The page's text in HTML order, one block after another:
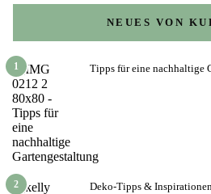
NEUES VON
1 Tipps für eine nachhaltige
2 Deko-Tipps &